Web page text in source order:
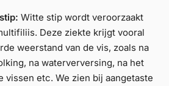
Witte stip wordt veroorzaakt
Deze ziekte krijgt vooral
weerstand van de vis, zoals na
na waterverversing, na het
vissen etc. We zien bij aangetaste